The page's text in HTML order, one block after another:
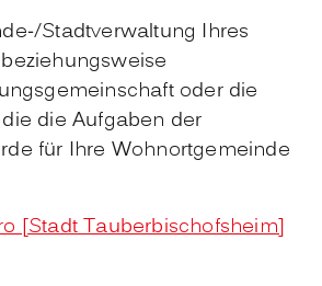
Stadtverwaltung Ihres
oder die
die Aufgaben der
für Ihre Wohnortgemeinde
[Stadt Tauberbischofsheim]